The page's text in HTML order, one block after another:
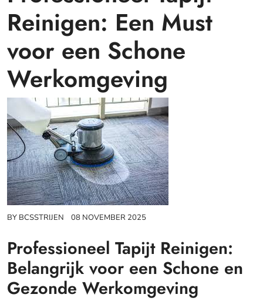
Reinigen: Een Must
voor een Schone
Werkomgeving
BY BCSSTRIJEN 08 NOVEMBER 2025
Professioneel Tapijt Reinigen:
Belangrijk voor een Schone en
Gezonde Werkomgeving